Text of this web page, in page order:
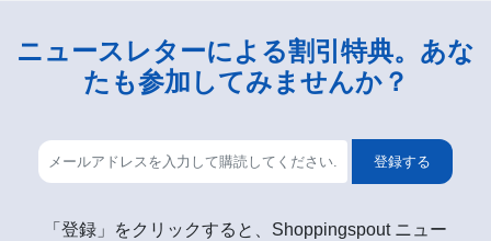
ニュースレターによる割引特典。あな
たも参加してみませんか？
登録する
「登録」をクリックすると、Shoppingspout ニュー